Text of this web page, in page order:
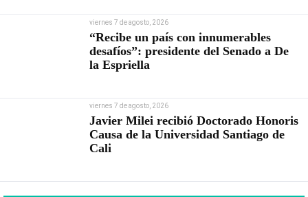
viernes 7 de agosto, 2026
“Recibe un país con innumerables
desafíos”: presidente del Senado a De
la Espriella
viernes 7 de agosto, 2026
Javier Milei recibió Doctorado Honoris
Causa de la Universidad Santiago de
Cali